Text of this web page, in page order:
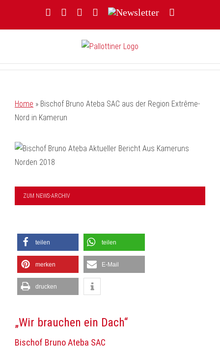
FacebookYouTubeInstagram
Threads
Newsletter
Home » Bischof Bruno Ateba SAC aus der Region Extrême-
Nord in Kamerun
ZUM NEWS-ARCHIV
teilen teilen
merken E-Mail
drucken
„Wir brauchen ein Dach“
Bischof Bruno Ateba SAC